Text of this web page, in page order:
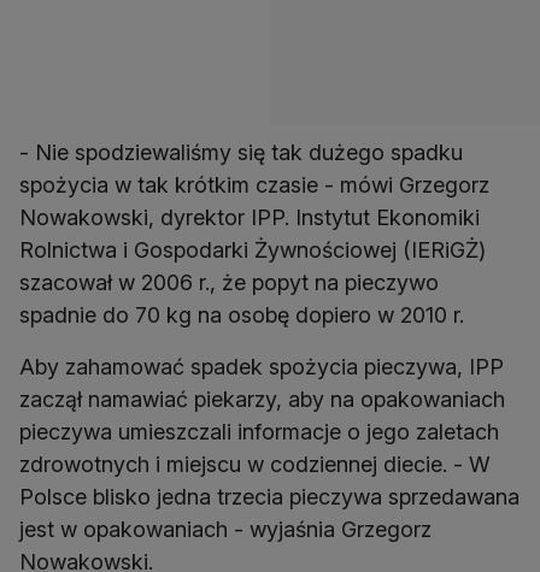
- Nie spodziewaliśmy się tak dużego spadku
spożycia w tak krótkim czasie - mówi Grzegorz
Nowakowski, dyrektor IPP. Instytut Ekonomiki
Rolnictwa i Gospodarki Żywnościowej (IERiGŻ)
szacował w 2006 r., że popyt na pieczywo
spadnie do 70 kg na osobę dopiero w 2010 r.
Aby zahamować spadek spożycia pieczywa, IPP
zaczął namawiać piekarzy, aby na opakowaniach
pieczywa umieszczali informacje o jego zaletach
zdrowotnych i miejscu w codziennej diecie. - W
Polsce blisko jedna trzecia pieczywa sprzedawana
jest w opakowaniach - wyjaśnia Grzegorz
Nowakowski.